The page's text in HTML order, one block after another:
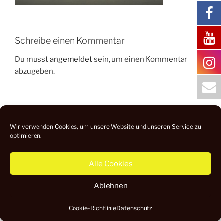
Wir verwenden Cookies, um unsere Website und unseren Service zu
optimieren.
Alle Cookies
Ablehnen
Cookie-RichtlinieDatenschutz
Schreibe einen Kommentar
Du musstangemeldetsein, um einen Kommentar
abzugeben.